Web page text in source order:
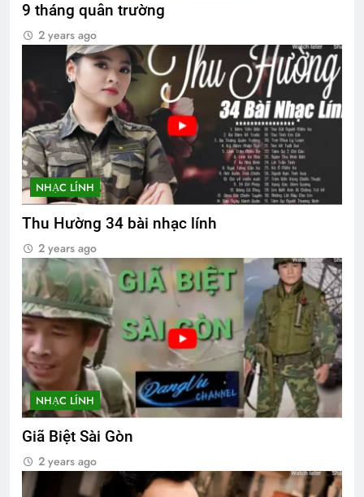
9 tháng quân trường
2 years ago
NHẠC LÍNH
Thu Hường 34 bài nhạc lính
2 years ago
NHẠC LÍNH
Giã Biệt Sài Gòn
2 years ago